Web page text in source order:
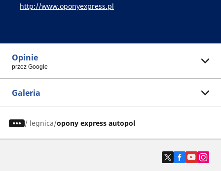
http://www.oponyexpress.pl
Opinie
przez Google
Galeria
/ legnica opony express autopol